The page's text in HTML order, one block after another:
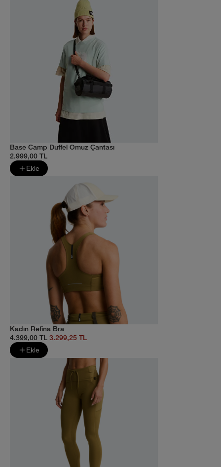
Base Camp Duffel Omuz Çantası
2.999,00 TL
Ekle
Kadın Refina Bra
4.399,00 TL 3.299,25 TL
Ekle